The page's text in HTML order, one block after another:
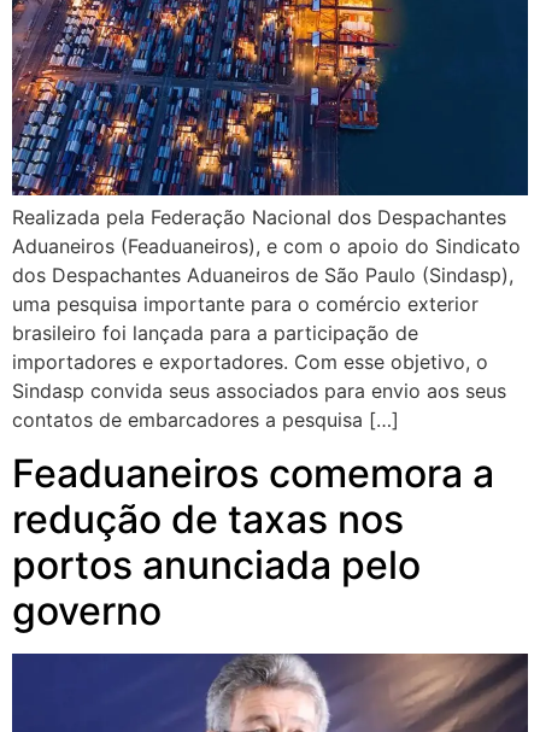
Realizada pela Federação Nacional dos Despachantes
Aduaneiros (Feaduaneiros), e com o apoio do Sindicato
dos Despachantes Aduaneiros de São Paulo (Sindasp),
uma pesquisa importante para o comércio exterior
brasileiro foi lançada para a participação de
importadores e exportadores. Com esse objetivo, o
Sindasp convida seus associados para envio aos seus
contatos de embarcadores a pesquisa […]
Feaduaneiros comemora a
redução de taxas nos
portos anunciada pelo
governo